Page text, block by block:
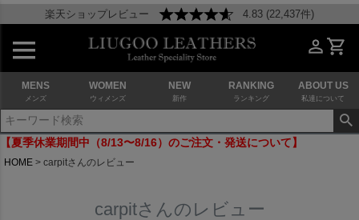
楽天ショップレビュー 4.83 (22,437件)
MENS
メンズ
WOMEN
ウィメンズ
NEW
新作
RANKING
ランキング
ABOUT US
私達について
【夏季休業期間中（8/13〜8/16）のご注文・発送について】
HOME carpitさんのレビュー
carpitさんのレビュー